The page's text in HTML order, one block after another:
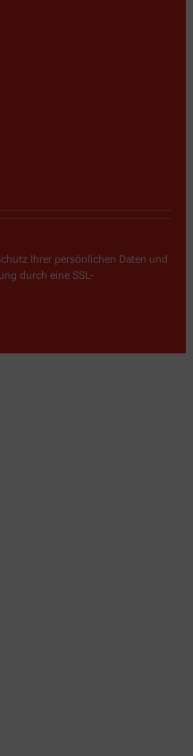
Ihrer persönlichen Daten und
durch eine SSL-